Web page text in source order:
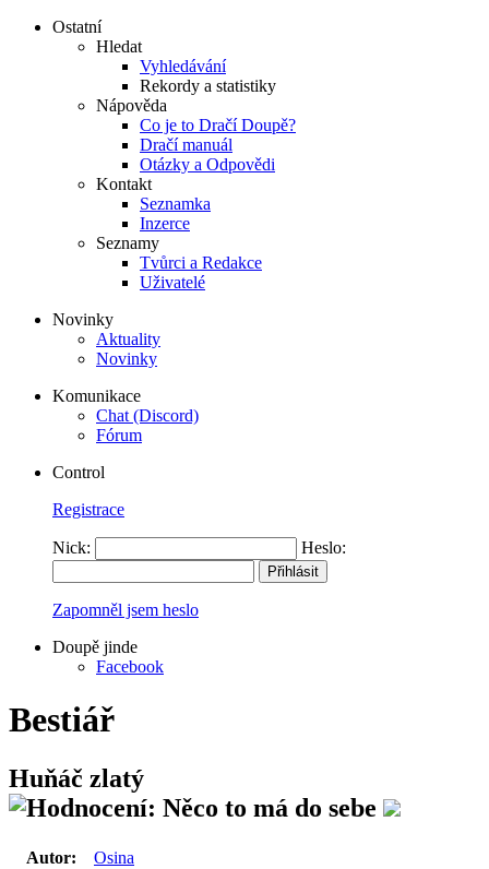
Ostatní
Hledat
Vyhledávání
Rekordy a statistiky
Nápověda
Co je to Dračí Doupě?
Dračí manuál
Otázky a Odpovědi
Kontakt
Seznamka
Inzerce
Seznamy
Tvůrci a Redakce
Uživatelé
Novinky
Aktuality
Novinky
Komunikace
Chat (Discord)
Fórum
Control
Registrace
Nick: Heslo:
Zapomněl jsem heslo
Doupě jinde
Facebook
Bestiář
Huňáč zlatý
Autor:
Osina